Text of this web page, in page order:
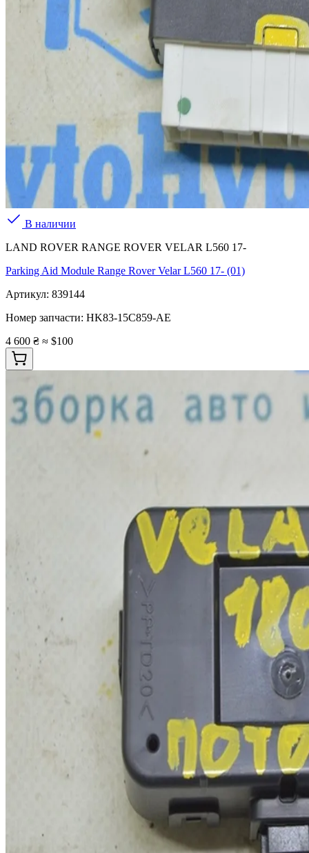
В наличии
LAND ROVER RANGE ROVER VELAR L560 17-
Parking Aid Module Range Rover Velar L560 17- (01)
Артикул: 839144
Номер запчасти: HK83-15C859-AE
4 600 ₴ ≈ $100